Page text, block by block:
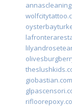
giobastian.com